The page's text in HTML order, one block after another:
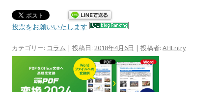
投票をお願いいたします
カテゴリー: コラム | 投稿日: 2018年4月6日 | 投稿者: AHEntry